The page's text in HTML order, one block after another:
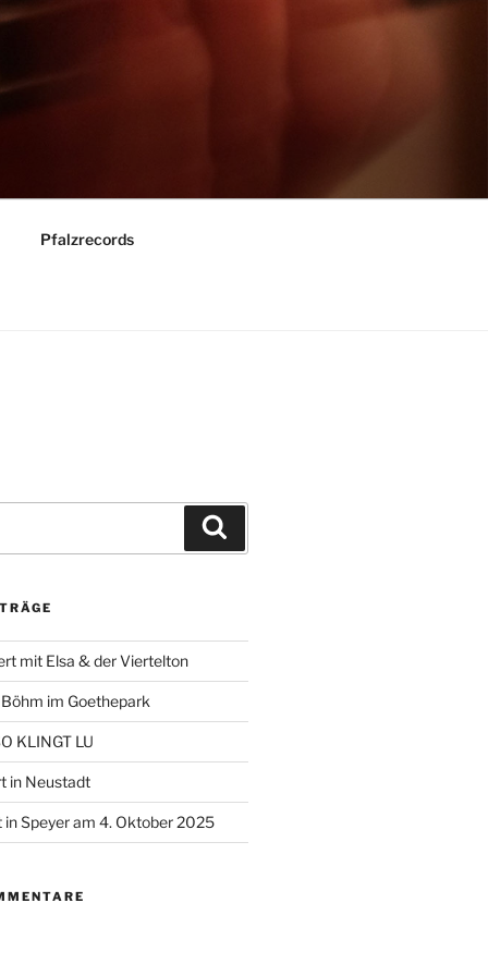
Pfalzrecords
mit Elsa & der Viertelton
im Goethepark
KLINGT LU
in Neustadt
Speyer am 4. Oktober 2025